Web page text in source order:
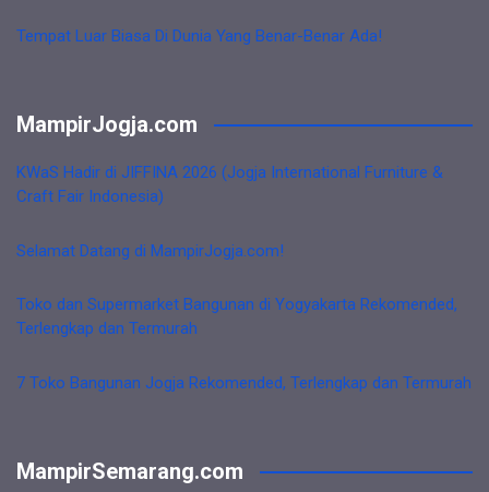
Tempat Luar Biasa Di Dunia Yang Benar-Benar Ada!
MampirJogja.com
KWaS Hadir di JIFFINA 2026 (Jogja International Furniture &
Craft Fair Indonesia)
Selamat Datang di MampirJogja.com!
Toko dan Supermarket Bangunan di Yogyakarta Rekomended,
Terlengkap dan Termurah
7 Toko Bangunan Jogja Rekomended, Terlengkap dan Termurah
MampirSemarang.com